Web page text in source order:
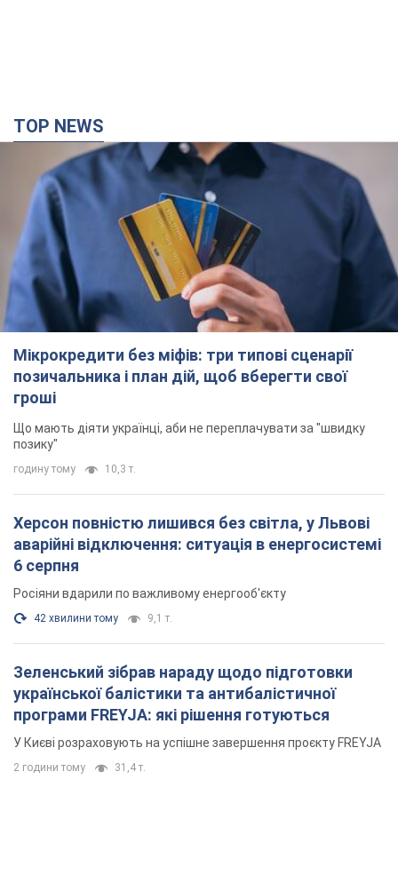
TOP NEWS
Мікрокредити без міфів: три типові сценарії
позичальника і план дій, щоб вберегти свої
гроші
Що мають діяти українці, аби не переплачувати за "швидку
позику"
годину тому 10,3 т.
Херсон повністю лишився без світла, у Львові
аварійні відключення: ситуація в енергосистемі
6 серпня
Росіяни вдарили по важливому енергооб'єкту
42 хвилини тому 9,1 т.
Зеленський зібрав нараду щодо підготовки
української балістики та антибалістичної
програми FREYJA: які рішення готуються
У Києві розраховують на успішне завершення проєкту FREYJA
2 години тому 31,4 т.